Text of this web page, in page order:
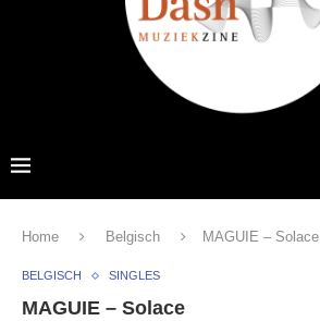
Home Belgisch MAGUIE – Solace
BELGISCH SINGLES
MAGUIE – Solace